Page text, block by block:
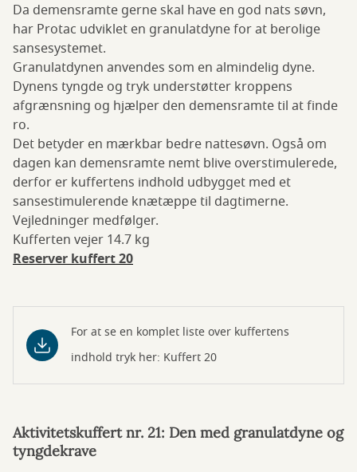
Da demensramte gerne skal have en god nats søvn,
har Protac udviklet en granulatdyne for at berolige
sansesystemet.
Granulatdynen anvendes som en almindelig dyne.
Dynens tyngde og tryk understøtter kroppens
afgrænsning og hjælper den demensramte til at finde
ro.
Det betyder en mærkbar bedre nattesøvn. Også om
dagen kan demensramte nemt blive overstimulerede,
derfor er kuffertens indhold udbygget med et
sansestimulerende knætæppe til dagtimerne.
Vejledninger medfølger.
Kufferten vejer 14.7 kg
Reserver kuffert 20
For at se en komplet liste over kuffertens
indhold tryk her: Kuffert 20
Aktivitetskuffert nr. 21: Den med granulatdyne og
tyngdekrave